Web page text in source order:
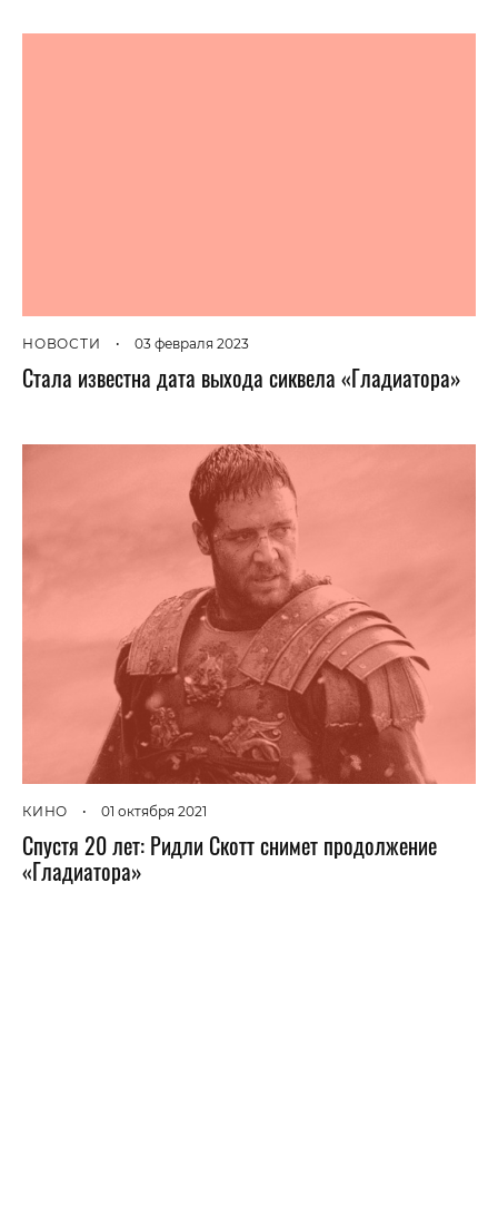
НОВОСТИ • 03 февраля 2023
Стала известна дата выхода сиквела «Гладиатора»
КИНО • 01 октября 2021
Спустя 20 лет: Ридли Скотт снимет продолжение
«Гладиатора»